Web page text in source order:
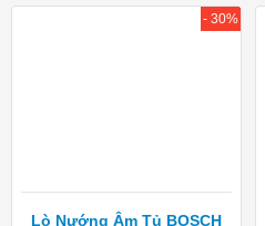
Lò Nướng Âm Tủ BOSCH
- 30%